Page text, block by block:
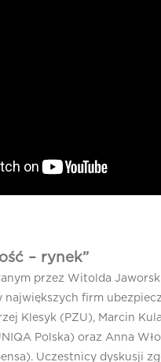
– rynek”
przez Witolda
największych firm
Klesyk (PZU), Marcin
Polska) oraz Anna
Uczestnicy dyskusji